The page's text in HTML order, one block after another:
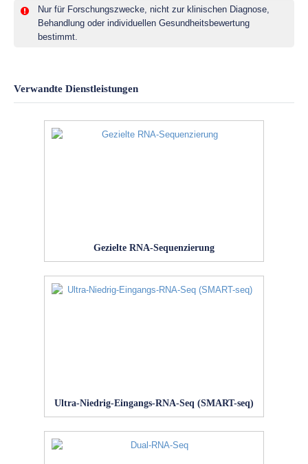
Nur für Forschungszwecke, nicht zur klinischen Diagnose,
Behandlung oder individuellen Gesundheitsbewertung
bestimmt.
Verwandte Dienstleistungen
Gezielte RNA-Sequenzierung
Ultra-Niedrig-Eingangs-RNA-Seq (SMART-seq)